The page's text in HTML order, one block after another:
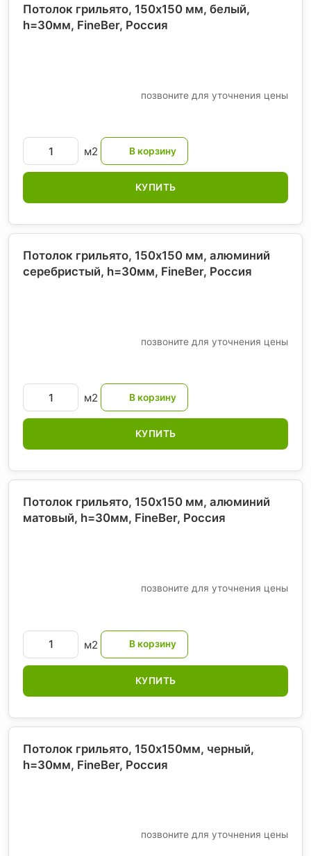
Потолок грильято, 150х150 мм, белый,
h=30мм, FineBer, Россия
позвоните для уточнения цены
м2
КУПИТЬ
Потолок грильято, 150х150 мм, алюминий
серебристый, h=30мм, FineBer, Россия
позвоните для уточнения цены
м2
КУПИТЬ
Потолок грильято, 150х150 мм, алюминий
матовый, h=30мм, FineBer, Россия
позвоните для уточнения цены
м2
КУПИТЬ
Потолок грильято, 150х150мм, черный,
h=30мм, FineBer, Россия
позвоните для уточнения цены